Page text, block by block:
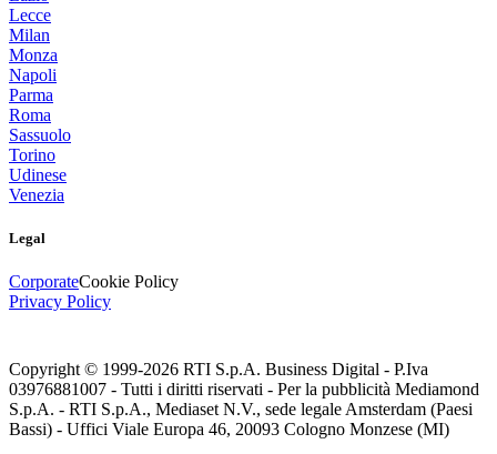
Lecce
Milan
Monza
Napoli
Parma
Roma
Sassuolo
Torino
Udinese
Venezia
Legal
CorporateCookie Policy
Privacy Policy
Copyright © 1999-2026 RTI S.p.A. Business Digital - P.Iva
03976881007 - Tutti i diritti riservati - Per la pubblicità Mediamond
S.p.A. - RTI S.p.A., Mediaset N.V., sede legale Amsterdam (Paesi
Bassi) - Uffici Viale Europa 46, 20093 Cologno Monzese (MI)